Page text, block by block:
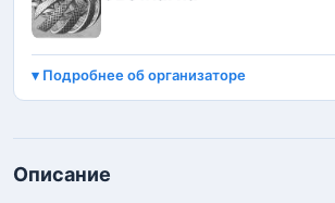
Подробнее об организаторе
Описание